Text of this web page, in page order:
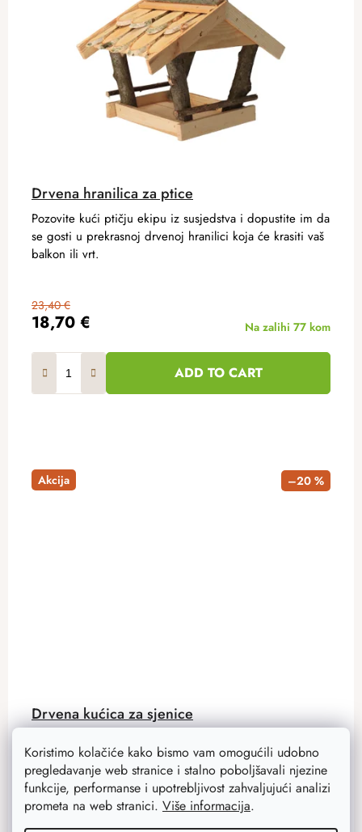
Koristimo kolačiće kako bismo vam omogućili udobno
pregledavanje web stranice i stalno poboljšavali njezine
funkcije, performanse i upotrebljivost zahvaljujući analizi
prometa na web stranici. Više informacija.
Drvena hranilica za ptice
18,70 €
23,40 €
Na zalihi 77 kom
ADD TO CART
Pozovite kući ptičju ekipu iz susjedstva i dopustite im da
se gosti u prekrasnoj drvenoj hranilici koja će krasiti vaš
balkon ili vrt.
Akcija –20 %
Drvena kućica za sjenice
jeseni, nabavite im ovu prekrasnu kućicu koja služi kao
hranilica. Ptice će se naviknuti i vraćat će se iz godine u
godinu.